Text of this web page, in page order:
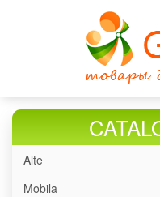
Alte
Mobila